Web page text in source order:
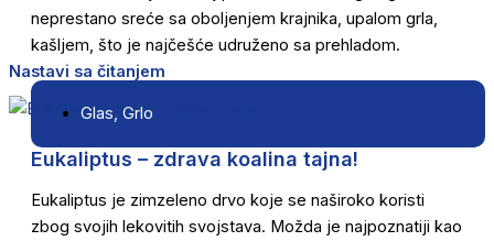
neprestano sreće sa oboljenjem krajnika, upalom grla,
kašljem, što je najčešće udruženo sa prehladom.
Nastavi sa čitanjem
Glas, Grlo
Eukaliptus – zdrava koalina tajna!
Eukaliptus je zimzeleno drvo koje se naširoko koristi
zbog svojih lekovitih svojstava. Možda je najpoznatiji kao